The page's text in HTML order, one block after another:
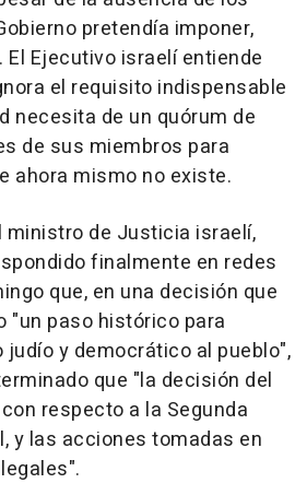
pretendía imponer,
Ejecutivo israelí entiende
el requisito indispensable
necesita de un quórum de
de sus miembros para
ahora mismo no existe.
ministro de Justicia israelí,
finalmente en redes
que, en una decisión que
"un paso histórico para
judío y democrático al pueblo",
que "la decisión del
respecto a la Segunda
y las acciones tomadas en